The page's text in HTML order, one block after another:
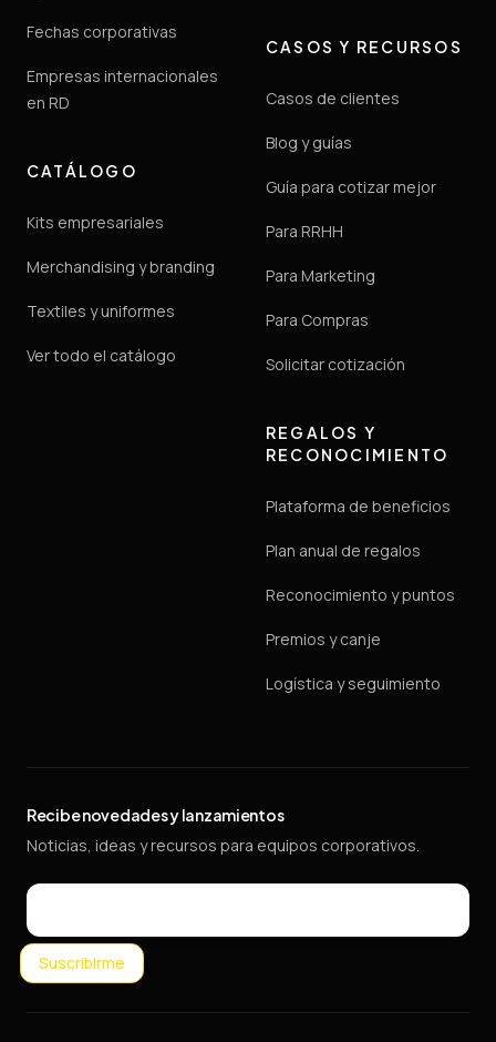
Fechas corporativas
Empresas internacionales
en RD
CATÁLOGO
Kits empresariales
Merchandising y branding
Textiles y uniformes
Ver todo el catálogo
CASOS Y RECURSOS
Casos de clientes
Blog y guías
Guía para cotizar mejor
Para RRHH
Para Marketing
Para Compras
Solicitar cotización
REGALOS Y
RECONOCIMIENTO
Plataforma de beneficios
Plan anual de regalos
Reconocimiento y puntos
Premios y canje
Logística y seguimiento
Recibe novedades y lanzamientos
Noticias, ideas y recursos para equipos corporativos.
Email
Suscribirme